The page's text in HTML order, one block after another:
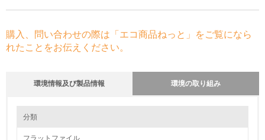
購入、問い合わせの際は「エコ商品ねっと」をご覧になら
れたことをお伝えください。
環境情報及び製品情報 環境の取り組み
分類
フラットファイル